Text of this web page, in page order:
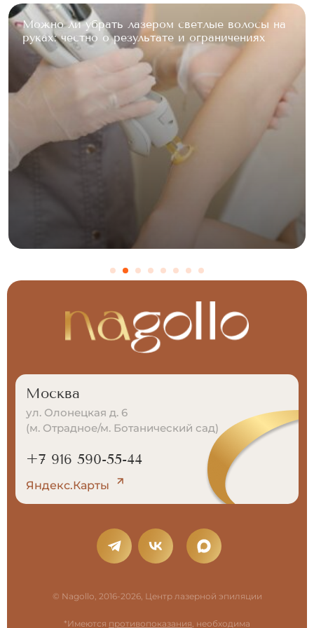
Особенности лазерной эпиляции ягодиц:
ощущения, подготовка и результат после
курса
© Nagollo, 2016-2026, Центр лазерной эпиляции
*Имеются противопоказания , необходима
Москва
ул. Олонецкая д. 6
(м. Отрадное/м. Ботанический сад)
+7 916 590-55-44
Яндекс.Карты